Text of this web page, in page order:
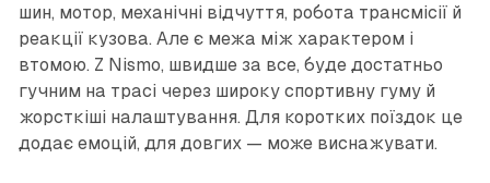
шин, мотор, механічні відчуття, робота трансмісії й
реакції кузова. Але є межа між характером і
втомою. Z Nismo, швидше за все, буде достатньо
гучним на трасі через широку спортивну гуму й
жорсткіші налаштування. Для коротких поїздок це
додає емоцій, для довгих — може виснажувати.